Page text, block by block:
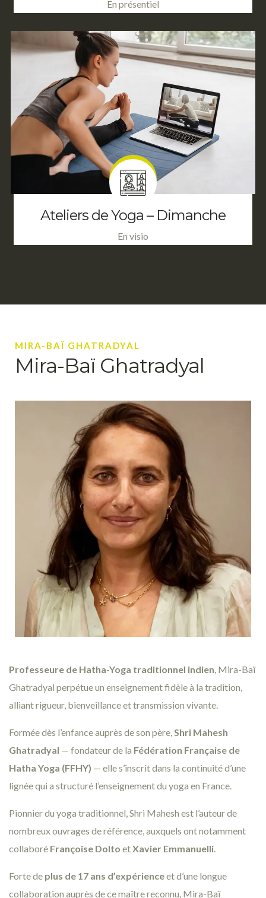
En présentiel
Ateliers de Yoga – Dimanche
En visio
MIRA-BAÏ GHATRADYAL
Mira-Baï Ghatradyal
Professeure de Hatha-Yoga traditionnel indien, Mira-Baï
Ghatradyal perpétue un enseignement fidèle à la tradition,
alliant rigueur, bienveillance et transmission vivante.
Formée dès l’enfance auprès de son père,Shri Mahesh
Ghatradyal — fondateur de la Fédération Française de
Hatha Yoga (FFHY) — elle s’inscrit dans la continuité d’une
lignée qui a structuré l’enseignement du yoga en France.
Pionnier du yoga traditionnel, Shri Mahesh est l’auteur de
nombreux ouvrages de référence, auxquels ont notamment
collaboré Françoise Dolto etXavier Emmanuelli.
Forte de plus de 17 ans d’expérienceet d’une longue
collaboration auprès de ce maître reconnu, Mira-Baï